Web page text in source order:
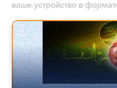
ваше устройство в